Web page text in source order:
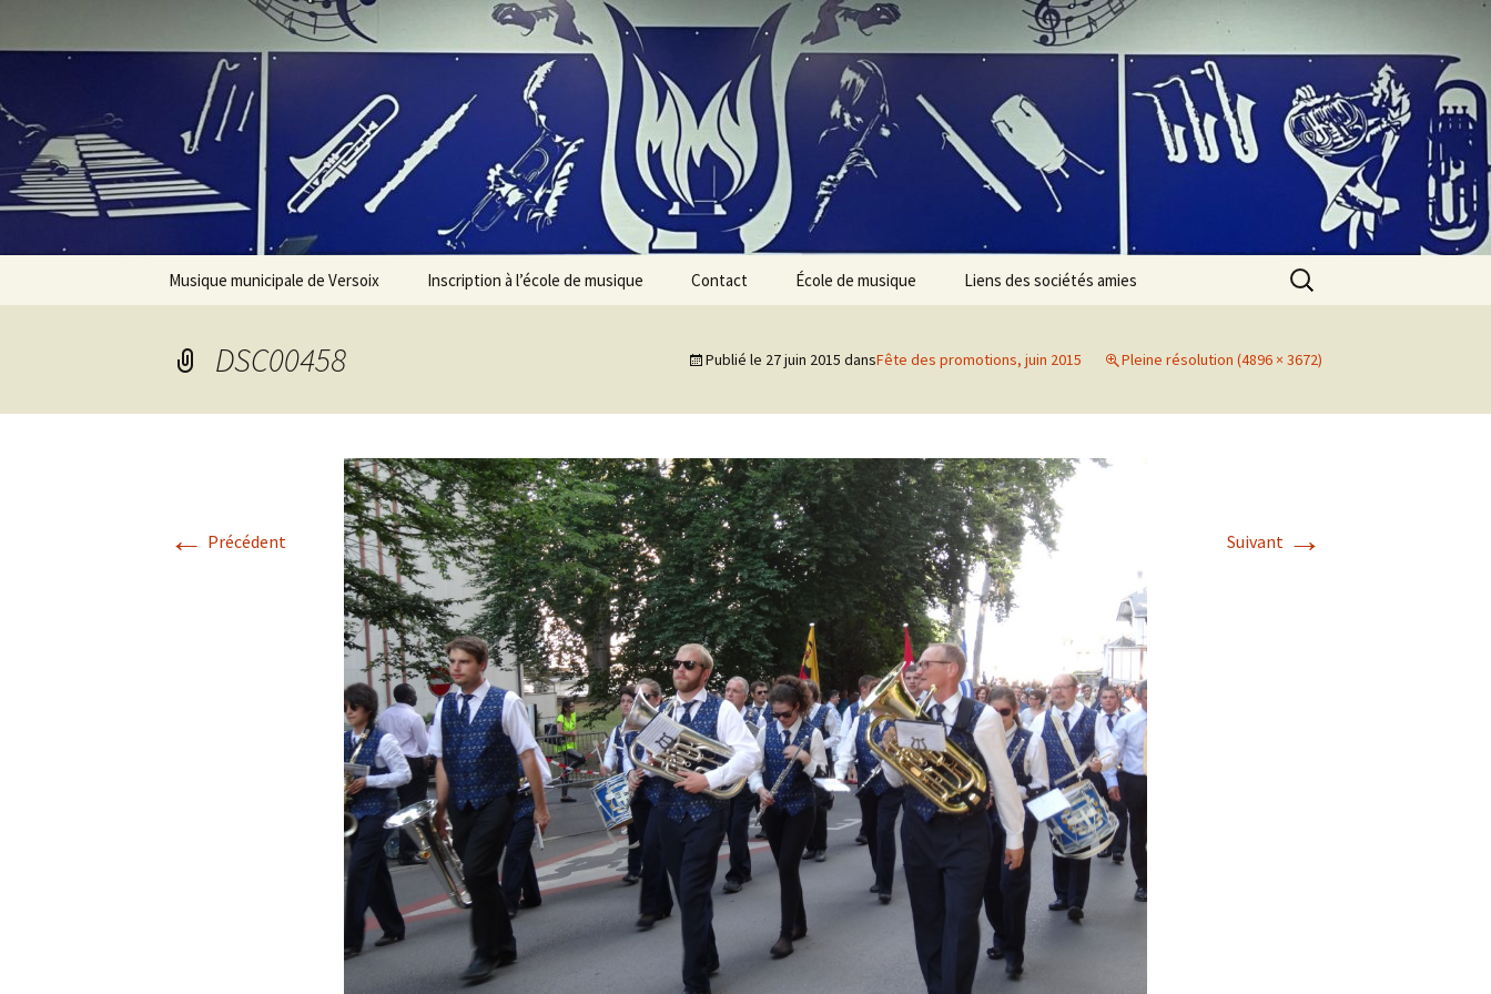
Musique municipale de Versoix Inscription à l’école de musique Contact École de musique Liens des sociétés amies
Rechercher :
DSC00458 Publié le 27 juin 2015 dansFête des promotions, juin 2015 Pleine résolution (4896 × 3672)
← Précédent Suivant →